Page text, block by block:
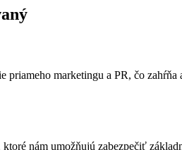
priameho marketingu a PR, čo
nám umožňujú zabezpečiť